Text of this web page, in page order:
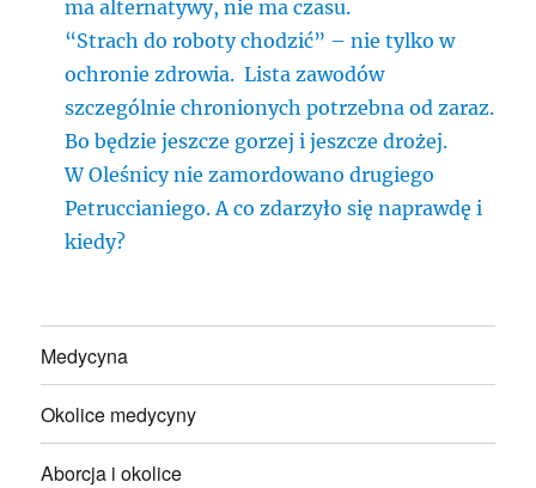
ma alternatywy, nie ma czasu.
“Strach do roboty chodzić” – nie tylko w
ochronie zdrowia. Lista zawodów
szczególnie chronionych potrzebna od zaraz.
Bo będzie jeszcze gorzej i jeszcze drożej.
W Oleśnicy nie zamordowano drugiego
Petruccianiego. A co zdarzyło się naprawdę i
kiedy?
Medycyna
Okolice medycyny
Aborcja i okolice